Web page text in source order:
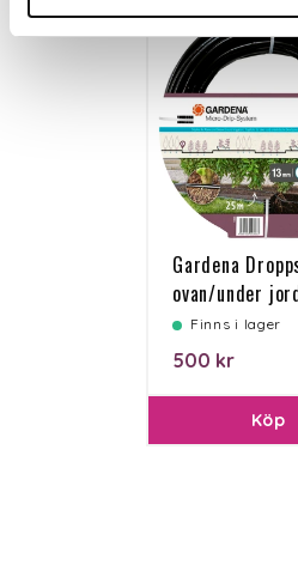
Gardena
ovan/under
Finns i lager
500 kr
Köp